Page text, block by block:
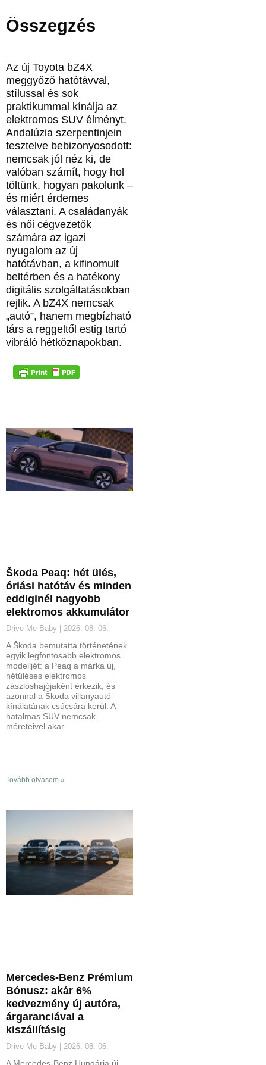
Összegzés
Az új Toyota bZ4X
meggyőző hatótávval,
stílussal és sok
praktikummal kínálja az
elektromos SUV élményt.
Andalúzia szerpentinjein
tesztelve bebizonyosodott:
nemcsak jól néz ki, de
valóban számít, hogy hol
töltünk, hogyan pakolunk –
és miért érdemes
választani. A családanyák
és női cégvezetők
számára az igazi
nyugalom az új
hatótávban, a kifinomult
beltérben és a hatékony
digitális szolgáltatásokban
rejlik. A bZ4X nemcsak
„autó”, hanem megbízható
társ a reggeltől estig tartó
vibráló hétköznapokban.
Škoda Peaq: hét ülés,
óriási hatótáv és minden
eddiginél nagyobb
elektromos akkumulátor
Drive Me Baby 2026. 08. 06.
A Škoda bemutatta történetének
egyik legfontosabb elektromos
modelljét: a Peaq a márka új,
hétüléses elektromos
zászlóshajójaként érkezik, és
azonnal a Škoda villanyautó-
kínálatának csúcsára kerül. A
hatalmas SUV nemcsak
méreteivel akar
Tovább olvasom »
Mercedes-Benz Prémium
Bónusz: akár 6%
kedvezmény új autóra,
árgaranciával a
kiszállításig
Drive Me Baby 2026. 08. 06.